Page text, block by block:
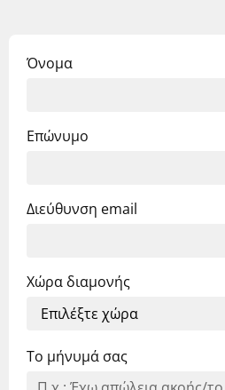
Όνομα
Επώνυμο
Διεύθυνση email
Χώρα διαμονής
Το μήνυμά σας